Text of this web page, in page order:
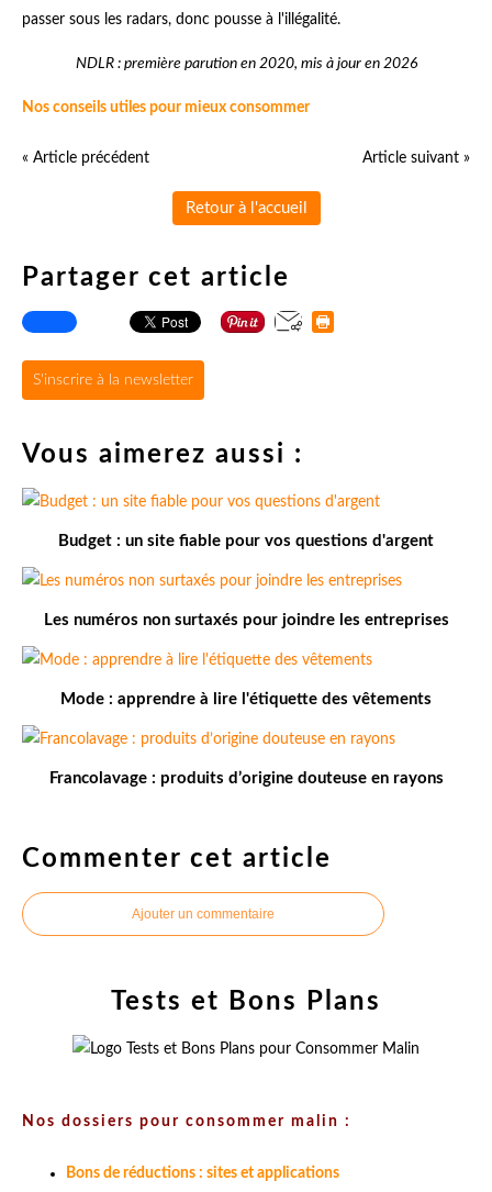
passer sous les radars, donc pousse à l'illégalité.
NDLR : première parution en 2020, mis à jour en 2026
Nos conseils utiles pour mieux consommer
« Article précédent Article suivant »
Retour à l'accueil
Partager cet article
S'inscrire à la newsletter
Vous aimerez aussi :
Budget : un site fiable pour vos questions d'argent
Les numéros non surtaxés pour joindre les entreprises
Mode : apprendre à lire l'étiquette des vêtements
Francolavage : produits d’origine douteuse en rayons
Commenter cet article
Ajouter un commentaire
Tests et Bons Plans
Nos dossiers pour consommer malin :
Bons de réductions : sites et applications